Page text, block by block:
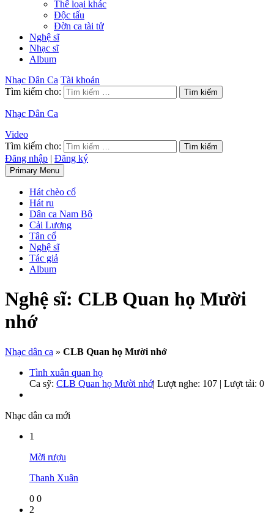
Thể loại khác
Độc tấu
Đờn ca tài tử
Nghệ sĩ
Nhạc sĩ
Album
Nhạc Dân Ca Tài khoản
Tìm kiếm cho:
Nhạc Dân Ca
Video
Tìm kiếm cho:
Đăng nhập | Đăng ký
Primary Menu
Hát chèo cổ
Hát ru
Dân ca Nam Bộ
Cải Lương
Tân cổ
Nghệ sĩ
Tác giả
Album
Nghệ sĩ: CLB Quan họ Mười
nhớ
Nhạc dân ca » CLB Quan họ Mười nhớ
Tình xuân quan họ
Ca sỹ: CLB Quan họ Mười nhớ| Lượt nghe: 107 | Lượt tải: 0
Nhạc dân ca mới
1
Mời rượu
Thanh Xuân
0 0
2